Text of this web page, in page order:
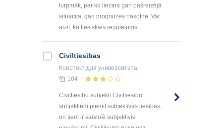
turpmāk, par ko liecina gan pašreizējā
situācija, gan prognozes nākotnē. Var
atzīt, ka tiesiskais regulējums ...
Civiltiesības
Конспект для университета
104
Civiltiesību subjekti Civiltiesību
subjektiem piemīt subjektīvās tiesības,
un tiem ir saistoši subjektīvie